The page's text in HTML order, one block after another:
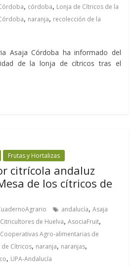
, córdoba, Lonja de Cítricos de la
, naranja, recolección de la
Asaja Córdoba ha informado del
de la lonja de cítricos tras el
Frutas y Hortalizas
citrícola andaluz
de los cítricos de
andalucía,Asaja
de Huelva,AsociaFruit,
Cooperativas Agro-alimentarias de
de Cítricos, naranja, naranjas,
, UPA-Andalucía